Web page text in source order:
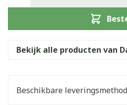
Bekijk alle producten van
Beschikbare